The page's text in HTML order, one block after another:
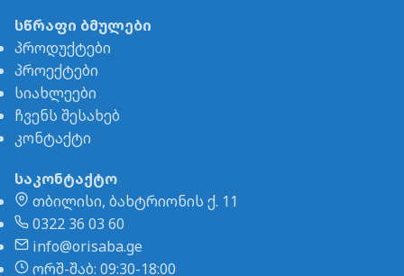
სწრაფი ბმულები
პროდუქტები
პროექტები
სიახლეები
ჩვენს შესახებ
კონტაქტი
საკონტაქტო
თბილისი, ბახტრიონის ქ. 11
0322 36 03 60
info@orisaba.ge
ორშ-შაბ: 09:30-18:00